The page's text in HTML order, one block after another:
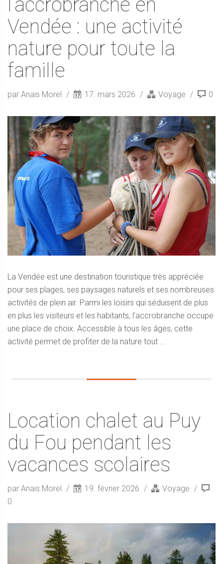
Vendée : une activité
nature pour toute la
famille
par Anais Morel 17. mars 2026 Voyage 0
La Vendée est une destination touristique très appréciée
pour ses plages, ses paysages naturels et ses nombreuses
activités de plein air. Parmi les loisirs qui séduisent de plus
en plus les visiteurs et les habitants, l’accrobranche occupe
une place de choix. Accessible à tous les âges, cette
activité permet de profiter de la nature tout ...
Location chalet au Puy
du Fou pendant les
vacances scolaires
par Anais Morel 19. février 2026
Voyage
0